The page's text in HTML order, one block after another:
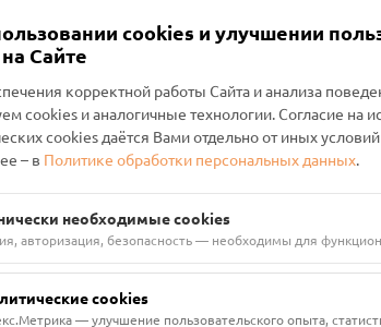
Проект Помним»
Руднянский, г. Рудня, улица Западная, д. 26А, пом.
БАНК"
cookies и улучшении
Сайте
корректной работы Сайта и анализа
cookies и аналогичные технологии. Согласие на
cookies даётся Вами отдельно от иных
– в Политике обработки персональных данных.
необходимые cookies
авторизация, безопасность — необходимы для
cookies
— улучшение пользовательского опыта,